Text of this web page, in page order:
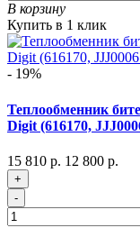
В корзину
Купить в 1 клик
- 19%
Теплообменник
Digit (616170,
15 810 р. 12 800 р.
+
-